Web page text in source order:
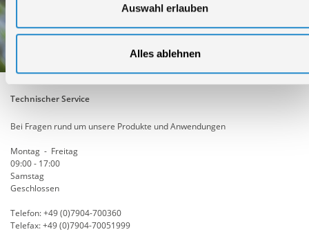
Auswahl erlauben
Alles ablehnen
Technischer Service
Bei Fragen rund um unsere Produkte und Anwendungen
Montag - Freitag
09:00 - 17:00
Samstag
Geschlossen
Telefon: +49 (0)7904-700360
Telefax: +49 (0)7904-70051999